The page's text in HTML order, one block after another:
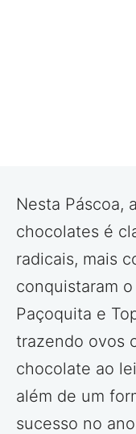
Nesta Páscoa,
chocolates é
radicais, mais
conquistaram
Paçoquita e
trazendo ovos
chocolate ao
além de um
sucesso no